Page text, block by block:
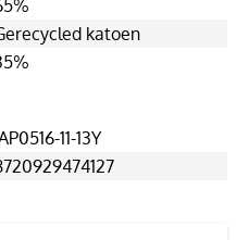
katoen
11-13Y